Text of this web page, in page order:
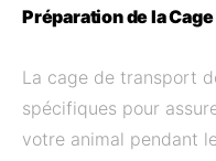
Préparation de la
La cage de transport
spécifiques pour
votre animal pendant